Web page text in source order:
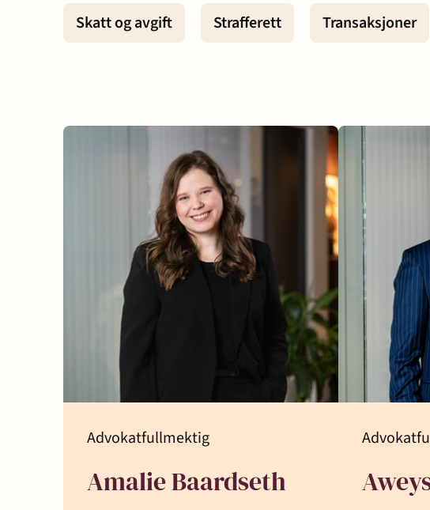
Skatt og avgift Strafferett Transaksjoner
Advokatfullmektig
Amalie Baardseth
Skatt og avgift Strafferett
Transaksjoner